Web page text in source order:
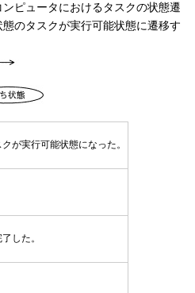
ピュータにおけるタスクの状態遷
のタスクが実行可能状態に遷移す
が実行可能状態になった。
した。